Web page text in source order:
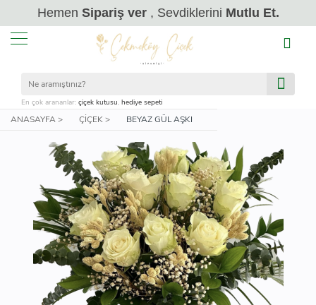
Hemen Sipariş ver, Sevdiklerini Mutlu Et.
En çok arananlar: çiçek kutusu, hediye sepeti
ANASAYFA > ÇIÇEK > BEYAZ GÜL AŞKI